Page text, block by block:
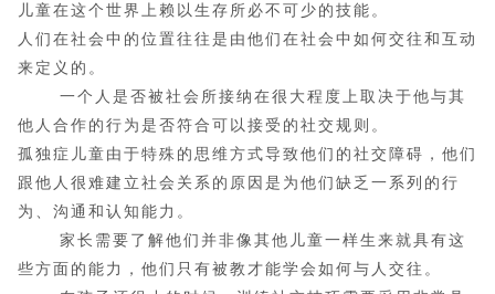
儿童在这个世界上赖以生存所必不可少的技能。
人们在社会中的位置往往是由他们在社会中如何交往和互动
来定义的。
一个人是否被社会所接纳在很大程度上取决于他与其
他人合作的行为是否符合可以接受的社交规则。
孤独症儿童由于特殊的思维方式导致他们的社交障碍，他们
跟他人很难建立社会关系的原因是为他们缺乏一系列的行
为、沟通和认知能力。
家长需要了解他们并非像其他儿童一样生来就具有这
些方面的能力，他们只有被教才能学会如何与人交往。